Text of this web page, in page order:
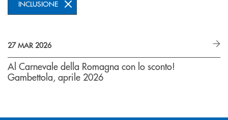
INCLUSIONE
27 MAR 2026
Al Carnevale della Romagna con lo sconto!
Gambettola, aprile 2026